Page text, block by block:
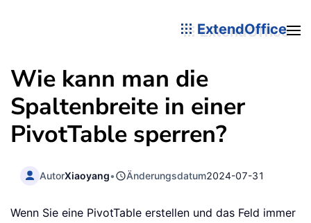
ExtendOffice
Wie kann man die
Spaltenbreite in einer
PivotTable sperren?
AutorXiaoyang• Änderungsdatum2024-07-31
Wenn Sie eine PivotTable erstellen und das Feld immer